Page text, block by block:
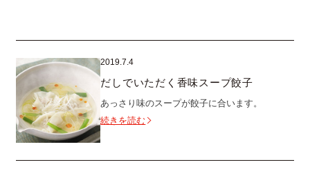
2019.7.4
だしでいただく香味スープ餃子
あっさり味のスープが餃子に合います。
続きを読む